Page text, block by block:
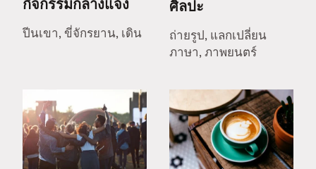
กิจกรรมกลางแจ้ง
ปีนเขา, ขี่จักรยาน, เดิน
ศิลปะ
ถ่ายรูป, แลกเปลี่ยน
ภาษา, ภาพยนตร์